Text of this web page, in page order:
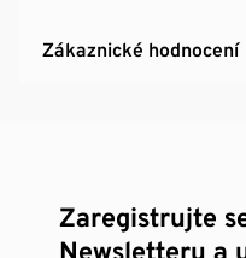
Zákaznické hodnocení
Zaregistrujte
Newsletteru a